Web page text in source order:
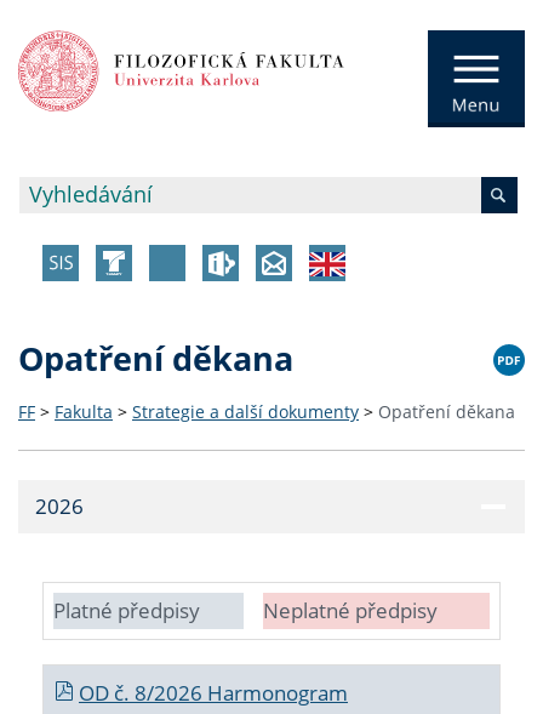
Opatření děkana
FF > Fakulta > Strategie a další dokumenty > Opatření děkana
2026
Platné předpisy Neplatné předpisy
OD č. 8/2026 Harmonogram